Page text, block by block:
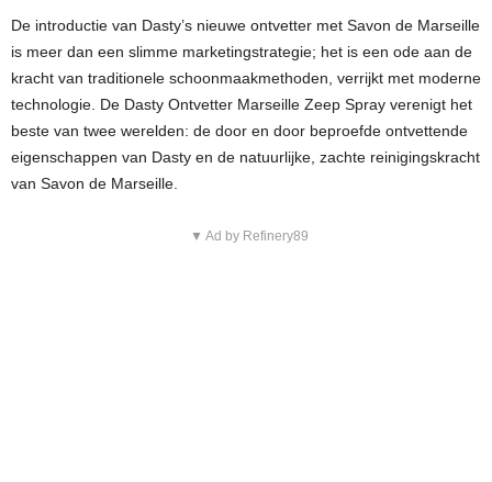
De introductie van Dasty’s nieuwe ontvetter met Savon de Marseille
is meer dan een slimme marketingstrategie; het is een ode aan de
kracht van traditionele schoonmaakmethoden, verrijkt met moderne
technologie. De Dasty Ontvetter Marseille Zeep Spray verenigt het
beste van twee werelden: de door en door beproefde ontvettende
eigenschappen van Dasty en de natuurlijke, zachte reinigingskracht
van Savon de Marseille.
▼ Ad by Refinery89